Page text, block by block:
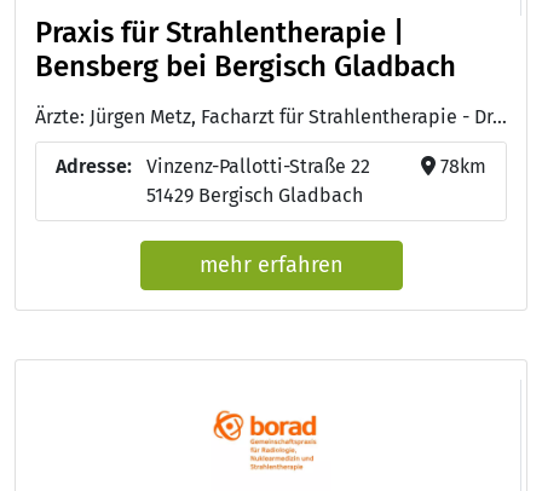
Praxis für Strahlentherapie |
Bensberg bei Bergisch Gladbach
Ärzte: Jürgen Metz, Facharzt für Strahlentherapie - Dr. med. Petra Vogelsang-Sarikavak, Fachärztin für Strahlentherapie - Dr. med. Horst-Dieter Weinhold, Onkologisch verantwortlicher Arzt, Facharzt für Strahlentherapie und Radioonkologie, Arzt für Palliativmedizin - Prof. Dr. Dr. med. Guido Lammering, Facharzt für Strahlentherapie und Radioonkologie, Arzt für Palliativmedizin
Adresse:
Vinzenz-Pallotti-Straße 22
51429 Bergisch Gladbach
78km
mehr erfahren